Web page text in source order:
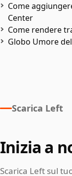
Come
Center
Come rendere
Globo Umore
Scarica Left
Inizia a
Scarica Left sul